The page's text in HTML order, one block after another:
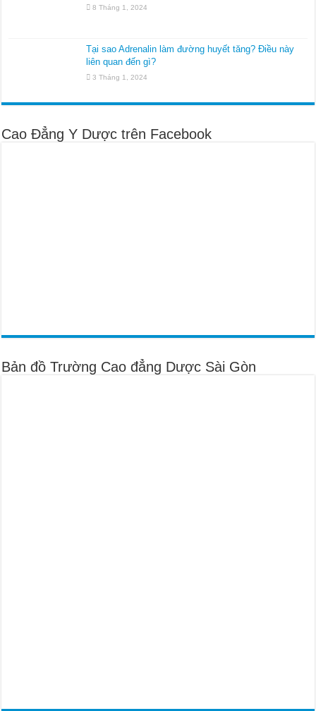
8 Tháng 1, 2024
Tại sao Adrenalin làm đường huyết tăng? Điều này
liên quan đến gì?
3 Tháng 1, 2024
Cao Đẳng Y Dược trên Facebook
Bản đồ Trường Cao đẳng Dược Sài Gòn